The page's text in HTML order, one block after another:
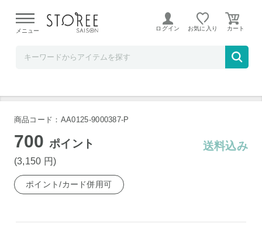
よる配送遅延が発生しております。
メニュー ログイン お気に入り
松露 くろむぎ 麦 720ml
商品コード：AA0125-9000387-P
700ポイント
(3,150 円)
送料込み
ポイント/カード併用可